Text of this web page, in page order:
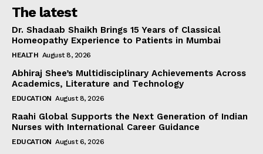
The latest
Dr. Shadaab Shaikh Brings 15 Years of Classical
Homeopathy Experience to Patients in Mumbai
HEALTH August 8, 2026
Abhiraj Shee’s Multidisciplinary Achievements Across
Academics, Literature and Technology
EDUCATION August 8, 2026
Raahi Global Supports the Next Generation of Indian
Nurses with International Career Guidance
EDUCATION August 6, 2026